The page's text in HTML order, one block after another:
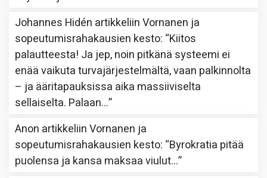
Johannes Hidén artikkeliinVornanen ja
sopeutumisrahakausien kesto: “Kiitos
palautteesta! Ja jep, noin pitkänä systeemi ei
enää vaikuta turvajärjestelmältä, vaan palkinnolta
– ja ääritapauksissa aika massiiviselta
sellaiselta. Palaan…”
Anon artikkeliinVornanen ja
sopeutumisrahakausien kesto: “Byrokratia pitää
puolensa ja kansa maksaa viulut…”